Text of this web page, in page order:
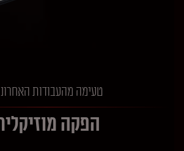
טעימה מהעבודות האחרונות
הפקה מוזיקלית